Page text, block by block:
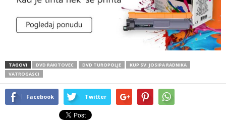
TAGOVI DVD RAKITOVEC DVD TUROPOLJE
KUP SV. JOSIPA RADNIKA
VATROGASCI
Facebook Twitter